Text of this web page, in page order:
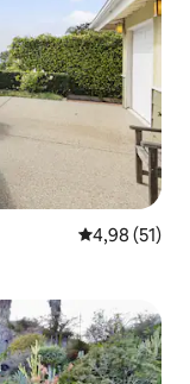
4,98 de uma
4,98 (51)